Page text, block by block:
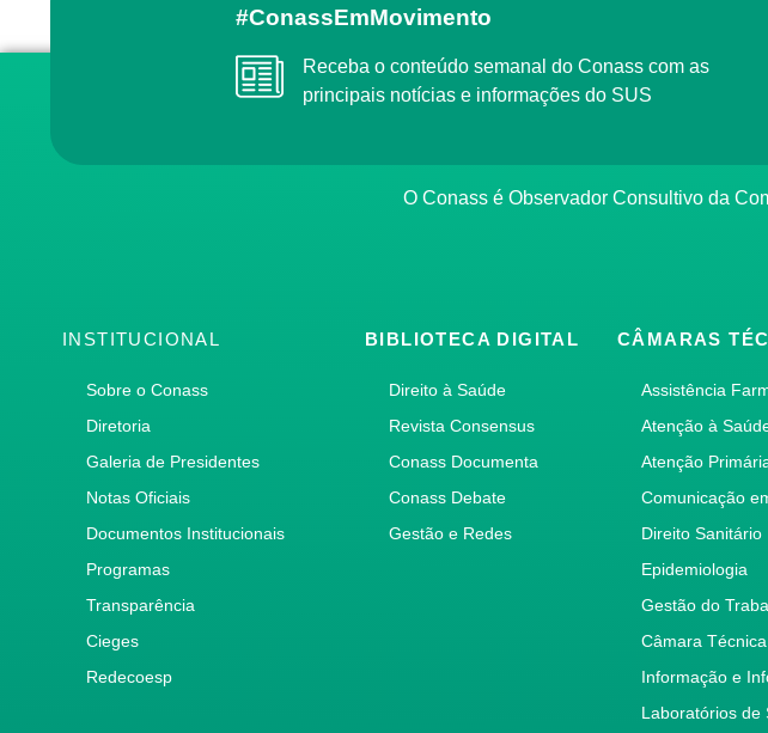
#ConassEmMovimento
Receba o conteúdo semanal do Conass com as
principais notícias e informações do SUS
O Conass é Observador Consultivo da
INSTITUCIONAL
Sobre o Conass
Diretoria
Galeria de Presidentes
Notas Oficiais
Documentos Institucionais
Programas
Transparência
Cieges
Redecoesp
BIBLIOTECA DIGITAL
Direito à Saúde
Revista Consensus
Conass Documenta
Conass Debate
Gestão e Redes
CÂMARAS
Assistência
Atenção à
Atenção
Comunicação
Direito Sanitário
Epidemiologia
Gestão do
Câmara
Informação e
Laboratórios de